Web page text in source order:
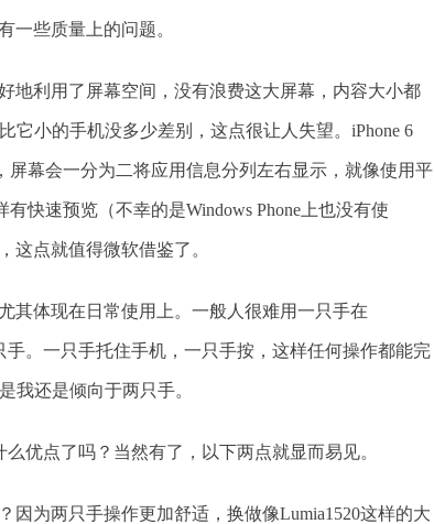
一些质量上的问题。
地利用了屏幕空间，没有浪费这大屏幕，内容大小都
它小的手机没多少差别，这点很让人失望。iPhone 6
屏幕会一分为二将应用信息分列左右显示，就像使用平
有快速预览（不幸的是Windows Phone上也没有使
这点就值得微软借鉴了。
其体现在日常使用上。一般人很难用一只手在
手。一只手托住手机，一只手按，这样任何操作都能完
我还是倾向于两只手。
优点了吗？当然有了，以下两点就显而易见。
因为两只手操作更加舒适，换做像Lumia1520这样的大